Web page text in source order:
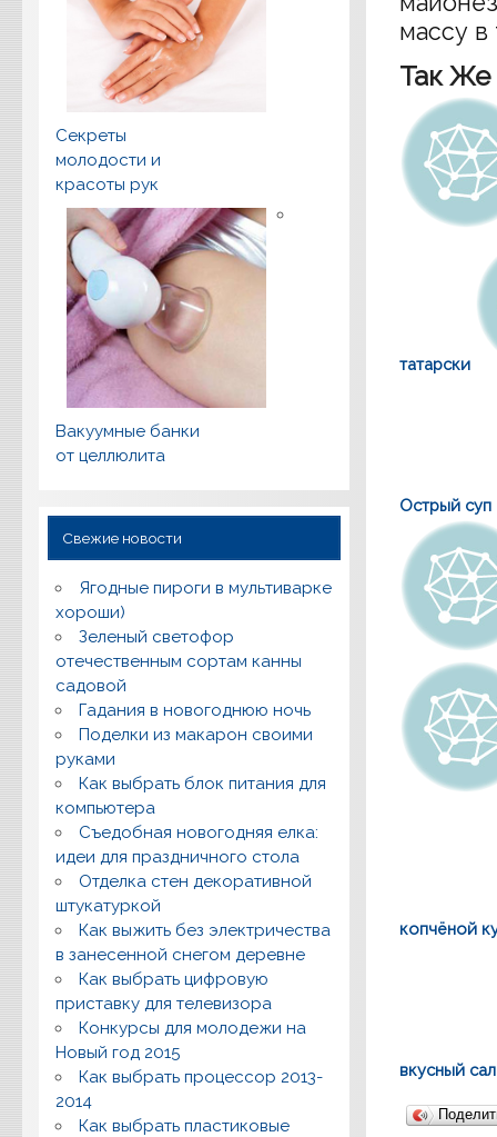
массу в
Так Же
татарски
Острый суп
копчёной
вкусный
Секреты
молодости и
красоты рук
Вакуумные банки
от целлюлита
Свежие новости
Ягодные пироги в мультиварке
хороши)
Зеленый светофор
отечественным сортам канны
садовой
Гадания в новогоднюю ночь
Поделки из макарон своими
руками
Как выбрать блок питания для
компьютера
Съедобная новогодняя елка:
идеи для праздничного стола
Отделка стен декоративной
штукатуркой
Как выжить без электричества
в занесенной снегом деревне
Как выбрать цифровую
приставку для телевизора
Конкурсы для молодежи на
Новый год 2015
Как выбрать процессор 2013-
2014
Как выбрать пластиковые